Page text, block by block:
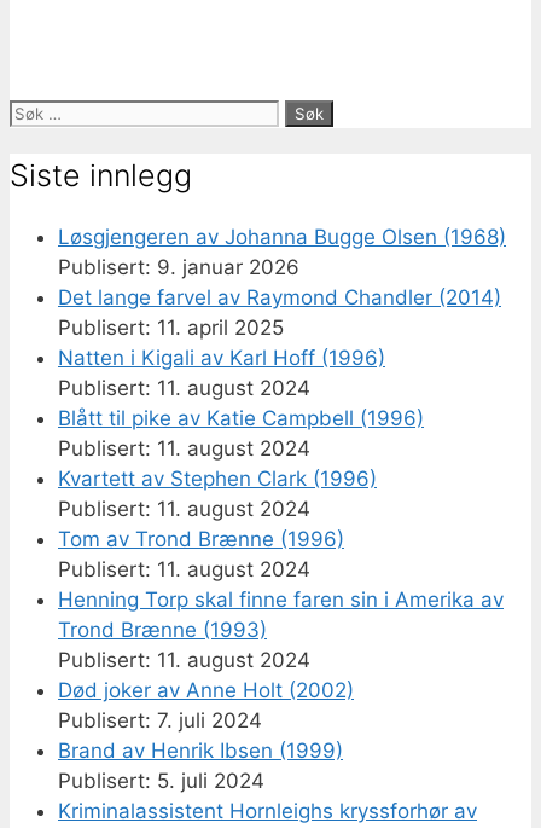
Søk
Siste innlegg
Løsgjengeren av Johanna Bugge Olsen (1968)
9. januar 2026
Det lange farvel av Raymond Chandler (2014)
11. april 2025
Natten i Kigali av Karl Hoff (1996)
11. august 2024
Blått til pike av Katie Campbell (1996)
11. august 2024
Kvartett av Stephen Clark (1996)
11. august 2024
Tom av Trond Brænne (1996)
11. august 2024
Henning Torp skal finne faren sin i Amerika av
Trond Brænne (1993)
11. august 2024
Død joker av Anne Holt (2002)
7. juli 2024
Brand av Henrik Ibsen (1999)
5. juli 2024
Kriminalassistent Hornleighs kryssforhør av